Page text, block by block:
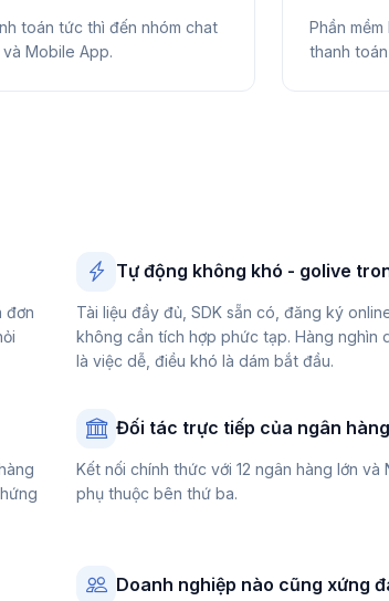
toán tức thì đến nhóm chat
Mobile App.
Phần
thanh
đơn
Tự động không khó - golive
Tài liệu đầy đủ, SDK sẵn có, đăng ký
không cần tích hợp phức tạp. Hàng nghìn
là việc dễ, điều khó là dám bắt đầu.
Đối tác trực tiếp của ngân hàng
Kết nối chính thức với 12 ngân hàng lớn
phụ thuộc bên thứ ba.
Doanh nghiệp nào cũng xứng